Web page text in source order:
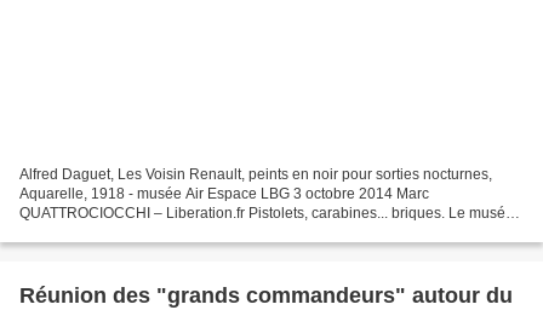
Alfred Daguet, Les Voisin Renault, peints en noir pour sorties nocturnes,
Aquarelle, 1918 - musée Air Espace LBG 3 octobre 2014 Marc
QUATTROCIOCCHI – Liberation.fr Pistolets, carabines... briques. Le musée
Réunion des "grands commandeurs" autour du